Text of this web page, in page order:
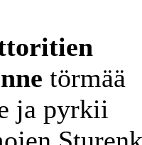
törmää
ja pyrkii